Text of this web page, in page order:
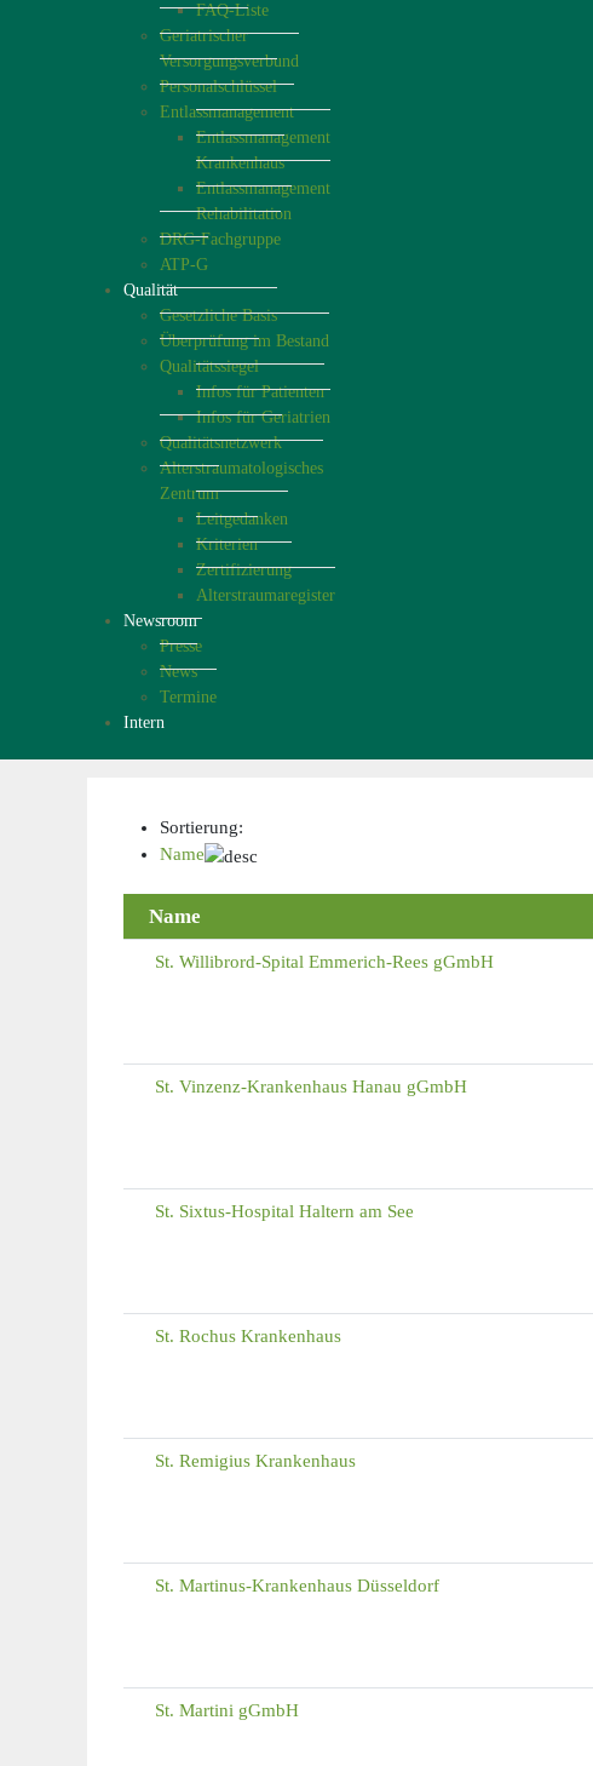
FAQ-Liste
Geriatrischer
Versorgungsverbund
Personalschlüssel
Entlassmanagement
Entlassmanagement
Krankenhaus
Entlassmanagement
Rehabilitation
DRG-Fachgruppe
ATP-G
Qualität
Gesetzliche Basis
Überprüfung im Bestand
Qualitätssiegel
Infos für Patienten
Infos für Geriatrien
Qualitätsnetzwerk
Alterstraumatologisches
Zentrum
Leitgedanken
Kriterien
Zertifizierung
Alterstraumaregister
Newsroom
Presse
News
Termine
Intern
Sortierung:
Name
Name
St. Willibrord-Spital Emmerich-Rees gGmbH
St. Vinzenz-Krankenhaus Hanau gGmbH
St. Sixtus-Hospital Haltern am See
St. Rochus Krankenhaus
St. Remigius Krankenhaus
St. Martinus-Krankenhaus Düsseldorf
St. Martini gGmbH